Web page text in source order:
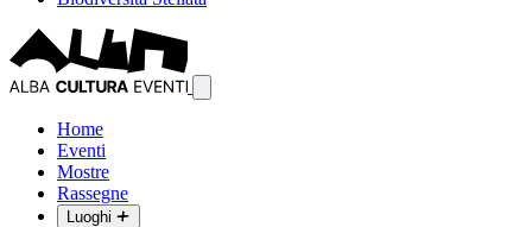
Home
Eventi
Mostre
Rassegne
Luoghi